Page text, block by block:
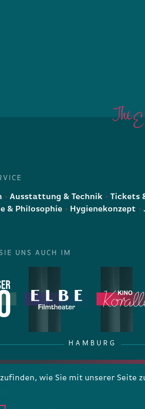
wie Sie mit unserer
Ausstattung & Technik Tickets
& Philosophie
Hygienekonzept
UNS AUCH IM
HAMBURG